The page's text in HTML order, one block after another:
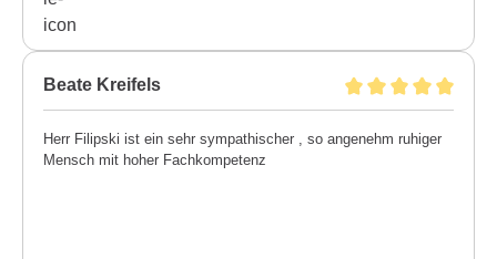
Beate Kreifels
Herr Filipski ist ein sehr sympathischer , so angenehm ruhiger
Mensch mit hoher Fachkompetenz